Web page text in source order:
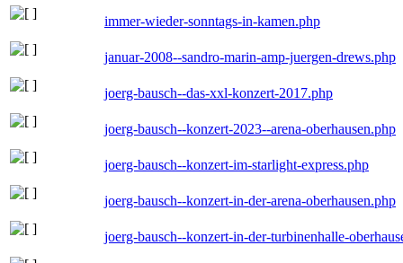
immer-wieder-sonntags-in-kamen.php
januar-2008--sandro-marin-amp-juergen-drews.php
joerg-bausch--das-xxl-konzert-2017.php
joerg-bausch--konzert-2023--arena-oberhausen.php
joerg-bausch--konzert-im-starlight-express.php
joerg-bausch--konzert-in-der-arena-oberhausen.php
joerg-bausch--konzert-in-der-turbinenhalle-